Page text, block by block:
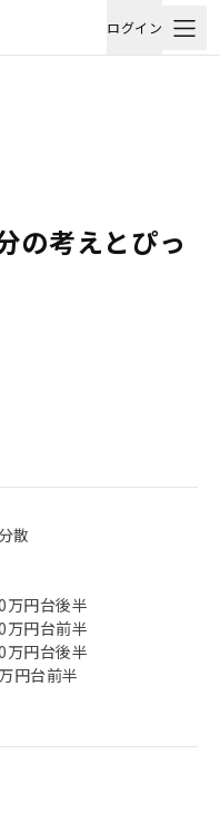
ログイン
の考えとぴっ
散
円台後半
円台前半
円台後半
円台前半